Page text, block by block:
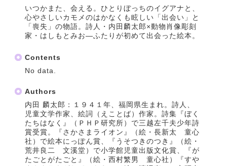
いつかまた、会える。ひとりぼっちのイグアナと、
心やさしいカモメのはかなくも眩しい「出会い」と
「喪失」の物語。詩人・内田麟太郎×動物肖像彫刻
家・はしもとみお―ふたりが初めて出会った絵本。
Contents
No data.
Authors
内田 麟太郎：１９４１年、福岡県生まれ。詩人、
児童文学作家、絵詞（えことば）作家。詩集『ぼく
たちはなく』（ＰＨＰ研究所）で三越左千夫少年詩
賞受賞。『さかさまライオン』（絵・長新太 童心
社）で絵本にっぽん賞、『うそつきのつき』（絵・
荒井良二 文溪堂）で小学館児童出版文化賞、『が
たごとがたごと』（絵・西村繁男 童心社）『すや